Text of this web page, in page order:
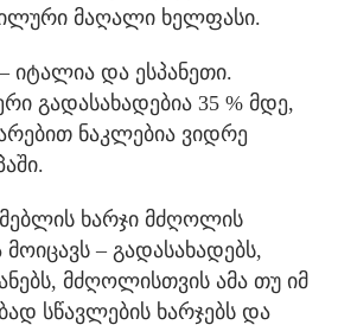
მაღალი ხელფასი.
იტალია და ესპანეთი.
გადასახადებია 35 % მდე,
ნაკლებია ვიდრე
ხარჯი მძღოლის
– გადასახადებს,
მძღოლისთვის ამა თუ იმ
სწავლების ხარჯებს და